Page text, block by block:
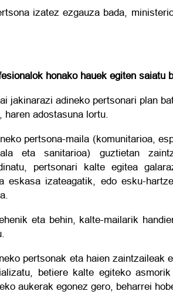
izatez ezgauza bada,
honako hauek egiten saiatu
jakinarazi adineko pertsonari plan
haren adostasuna lortu.
pertsona-maila (komunitarioa,
eta sanitarioa) guztietan
pertsonari kalte egitea
eskasa izateagatik, edo esku-
eta behin, kalte-mailarik
pertsonak eta haien zaintzaileak
betiere kalte egiteko
aukerak egonez gero, beharrei